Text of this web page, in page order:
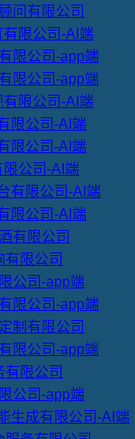
问有限公司
限公司-AI端
限公司-app端
限公司-app端
限公司-AI端
限公司-AI端
限公司-AI端
公司-AI端
有限公司-AI端
限公司-AI端
有限公司
限公司
公司-app端
限公司-app端
制有限公司
限公司-app端
限公司
公司-app端
生成有限公司-AI端